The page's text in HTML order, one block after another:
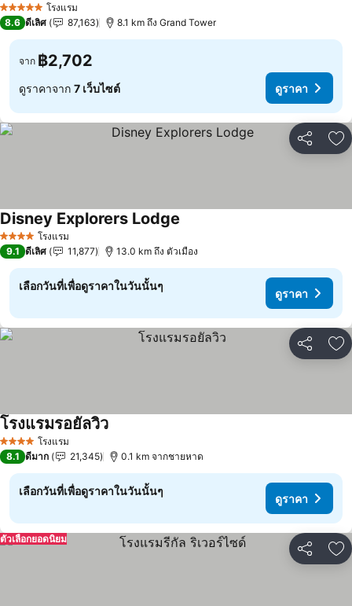
5 ดาว โรงแรม
8.6 ดีเลิศ 87,163 8.1 km ถึง Grand Tower
จาก ฿2,702
ดูราคาจาก 7 เว็บไซต์ ดูราคา
แชร์ เ
4 ดาว โรงแรม
Disney Explorers Lodge
9.1 ดีเลิศ 11,877 13.0 km ถึง ตัวเมือง
เลือกวันที่เพื่อดูราคาในวันนั้นๆ
ดูราคา
แชร์ เ
4 ดาว โรงแรม
โรงแรมรอยัลวิวดูราคา
8.1 ดีมาก 21,345 0.1 km จากชายหาด
เลือกวันที่เพื่อดูราคาในวันนั้นๆ
ดูราคา
แชร์ เ
ตัวเลือกยอดนิยม